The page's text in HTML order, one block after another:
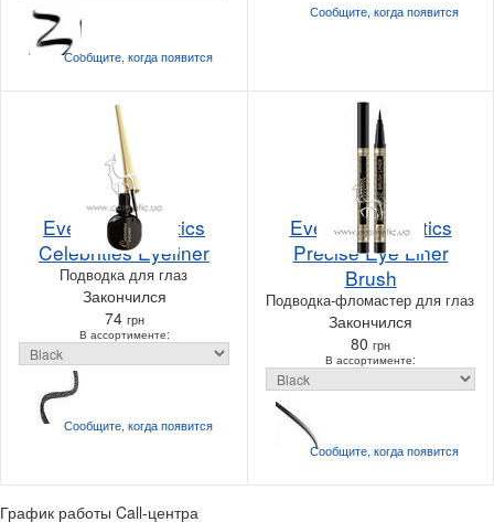
Сообщите, когдапоявится
Сообщите, когдапоявится
Eveline Cosmetics
Celebrities Eyeliner
Подводка для глаз
Закончился
74 грн
В ассортименте:
Сообщите, когдапоявится
Eveline Cosmetics
Precise Eye Liner
Brush
Подводка-фломастер для глаз
Закончился
80 грн
В ассортименте:
Сообщите, когдапоявится
График работы Call-центра